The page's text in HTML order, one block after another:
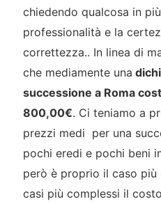
chiedendo qualcosa in
professionalità e la
correttezza.. In linea di
che mediamente una
successione a Roma
800,00€. Ci teniamo a
prezzi medi per una
pochi eredi e pochi beni
però è proprio il caso più
casi più complessi il